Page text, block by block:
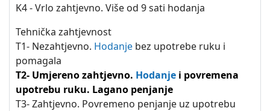
K4 - Vrlo zahtjevno. Više od 9 sati hodanja
Tehnička zahtjevnost
T1- Nezahtjevno. Hodanje bez upotrebe ruku i
pomagala
T2- Umjereno zahtjevno. Hodanje i povremena
upotrebu ruku. Lagano penjanje
T3- Zahtjevno. Povremeno penjanje uz upotrebu